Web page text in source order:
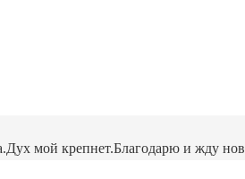
мой крепнет.Благодарю и жду